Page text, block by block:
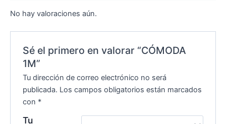
No hay valoraciones aún.
Sé el primero en valorar “CÓMODA
1M”
Tu dirección de correo electrónico no será
publicada. Los campos obligatorios están marcados
con *
Tu